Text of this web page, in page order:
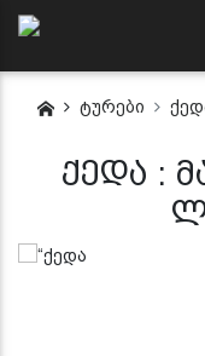
ტურები
ქედა :